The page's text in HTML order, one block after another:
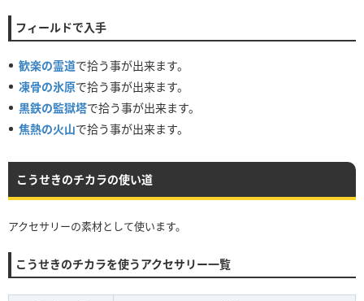
フィールドで入手
歓楽の霊道で拾う事が出来ます。
凍骨の氷原で拾う事が出来ます。
黒鉄の監獄塔で拾う事が出来ます。
焦熱の火山で拾う事が出来ます。
こうせきのチカラの使い道
アクセサリーの素材として使います。
こうせきのチカラを使うアクセサリー一覧